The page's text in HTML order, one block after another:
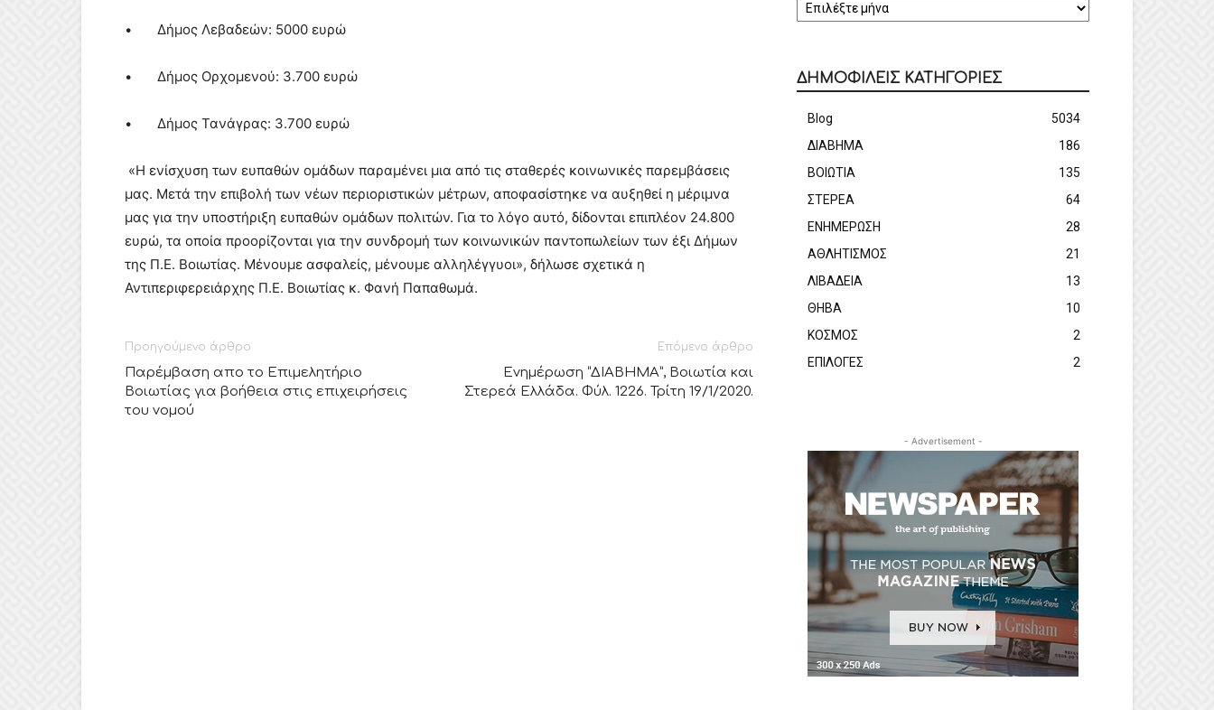
• Δήμος Λεβαδεών: 5000 ευρώ
• Δήμος Ορχομενού: 3.700 ευρώ
• Δήμος Τανάγρας: 3.700 ευρώ
«Η ενίσχυση των ευπαθών ομάδων παραμένει μια από τις σταθερές κοινωνικές παρεμβάσεις
μας. Μετά την επιβολή των νέων περιοριστικών μέτρων, αποφασίστηκε να αυξηθεί η μέριμνα
μας για την υποστήριξη ευπαθών ομάδων πολιτών. Για το λόγο αυτό, δίδονται επιπλέον 24.800
ευρώ, τα οποία προορίζονται για την συνδρομή των κοινωνικών παντοπωλείων των έξι Δήμων
της Π.Ε. Βοιωτίας. Μένουμε ασφαλείς, μένουμε αλληλέγγυοι», δήλωσε σχετικά η
Αντιπεριφερειάρχης Π.Ε. Βοιωτίας κ. Φανή Παπαθωμά.
Προηγούμενο άρθρο
Παρέμβαση απο το Επιμελητήριο
Βοιωτίας για βοήθεια στις επιχειρήσεις
του νομού
Επόμενο άρθρο
Ενημέρωση “ΔΙΑΒΗΜΑ”, Βοιωτία και
Στερεά Ελλάδα. Φύλ. 1226. Τρίτη 19/1/2020.
ΔΗΜΟΦΙΛΕΙΣ ΚΑΤΗΓΟΡΙΕΣ
Blog
5034
ΔΙΑΒΗΜΑ
186
ΒΟΙΩΤΙΑ
135
ΣΤΕΡΕΑ
64
ΕΝΗΜΕΡΩΣΗ
28
ΑΘΛΗΤΙΣΜΟΣ
21
ΛΙΒΑΔΕΙΑ
13
ΘΗΒΑ
10
ΚΟΣΜΟΣ
2
ΕΠΙΛΟΓΕΣ
2
- Advertisement -